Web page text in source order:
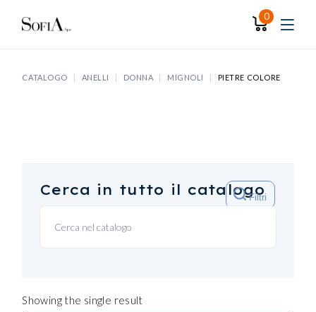
0
CATALOGO ANELLI DONNA MIGNOLI PIETRE COLORE
Cerca in tutto il catalogo
Filtri
Showing the single result